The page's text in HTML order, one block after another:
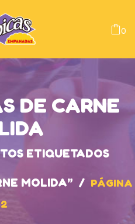
0
DE CARNE
ETIQUETADOS
MOLIDA” / PÁGINA
2